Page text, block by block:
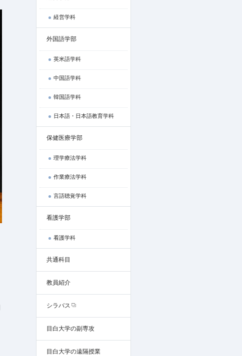
経営学科
外国語学部
英米語学科
中国語学科
韓国語学科
日本語・日本語教育学科
保健医療学部
理学療法学科
作業療法学科
言語聴覚学科
看護学部
看護学科
共通科目
教員紹介
シラバス
目白大学の副専攻
目白大学の遠隔授業